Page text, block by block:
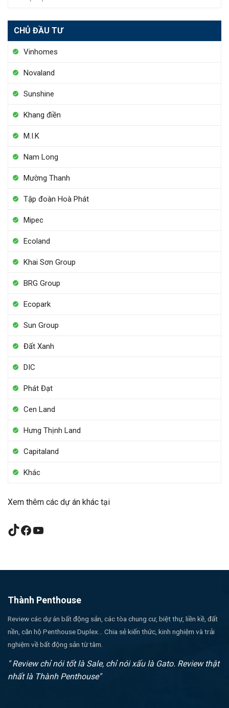
CHỦ ĐẦU TƯ
Vinhomes
Novaland
Sunshine
Khang điền
M.I.K
Nam Long
Mường Thanh
Tập đoàn Hoà Phát
Mipec
Ecoland
Khai Sơn Group
BRG Group
Ecopark
Sun Group
Đất Xanh
DIC
Phát Đạt
Cen Land
Hưng Thịnh Land
Capitaland
Khác
Xem thêm các dự án khác tại
TikTok
Facebook
Thành Penthouse
Review các dự án bất động sản, các tòa chung cư, biệt thự, liền kề, đất
nền, căn hộ Penthouse Duplex... Chia sẻ kiến thức, kinh nghiệm và trải
nghiệm về bất động sản từ tâm.
" Review chỉ nói tốt là Sale, chỉ nói xấu là Gato. Review thật
nhất là Thành Penthouse"